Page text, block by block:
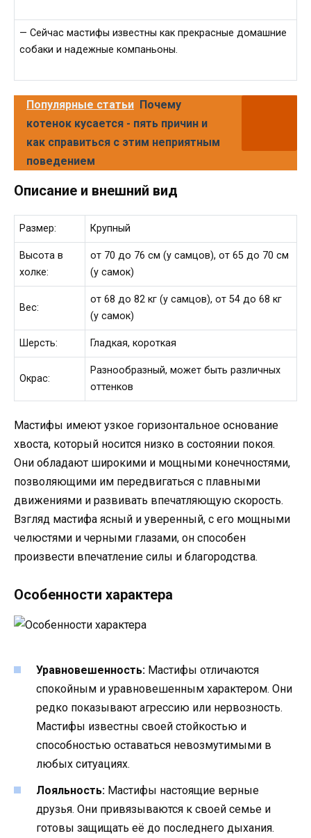
— Сейчас мастифы известны как прекрасные домашние
собаки и надежные компаньоны.
Популярные статьи Почему
котенок кусается - пять причин и
как справиться с этим неприятным
поведением
Описание и внешний вид
Размер: Крупный
Высота в
холке:
от 70 до 76 см (у самцов), от 65 до 70 см
(у самок)
Вес:
от 68 до 82 кг (у самцов), от 54 до 68 кг
(у самок)
Шерсть: Гладкая, короткая
Окрас:
Разнообразный, может быть различных
оттенков
Мастифы имеют узкое горизонтальное основание
хвоста, который носится низко в состоянии покоя.
Они обладают широкими и мощными конечностями,
позволяющими им передвигаться с плавными
движениями и развивать впечатляющую скорость.
Взгляд мастифа ясный и уверенный, с его мощными
челюстями и черными глазами, он способен
произвести впечатление силы и благородства.
Особенности характера
Уравновешенность: Мастифы отличаются
спокойным и уравновешенным характером. Они
редко показывают агрессию или нервозность.
Мастифы известны своей стойкостью и
способностью оставаться невозмутимыми в
любых ситуациях.
Лояльность: Мастифы настоящие верные
друзья. Они привязываются к своей семье и
готовы защищать её до последнего дыхания.